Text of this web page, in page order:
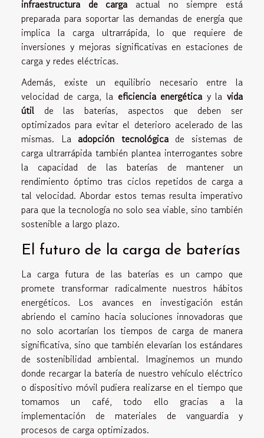
infraestructura de carga actual no siempre está
preparada para soportar las demandas de energía que
implica la carga ultrarrápida, lo que requiere de
inversiones y mejoras significativas en estaciones de
carga y redes eléctricas.
Además, existe un equilibrio necesario entre la
velocidad de carga, la eficiencia energética y la vida
útil de las baterías, aspectos que deben ser
optimizados para evitar el deterioro acelerado de las
mismas. La adopción tecnológicade sistemas de
carga ultrarrápida también plantea interrogantes sobre
la capacidad de las baterías de mantener un
rendimiento óptimo tras ciclos repetidos de carga a
tal velocidad. Abordar estos temas resulta imperativo
para que la tecnología no solo sea viable, sino también
sostenible a largo plazo.
El futuro de la carga de baterías
La carga futura de las baterías es un campo que
promete transformar radicalmente nuestros hábitos
energéticos. Los avances en investigación están
abriendo el camino hacia soluciones innovadoras que
no solo acortarían los tiempos de carga de manera
significativa, sino que también elevarían los estándares
de sostenibilidad ambiental. Imaginemos un mundo
donde recargar la batería de nuestro vehículo eléctrico
o dispositivo móvil pudiera realizarse en el tiempo que
tomamos un café, todo ello gracias a la
implementación de materiales de vanguardia y
procesos de carga optimizados.